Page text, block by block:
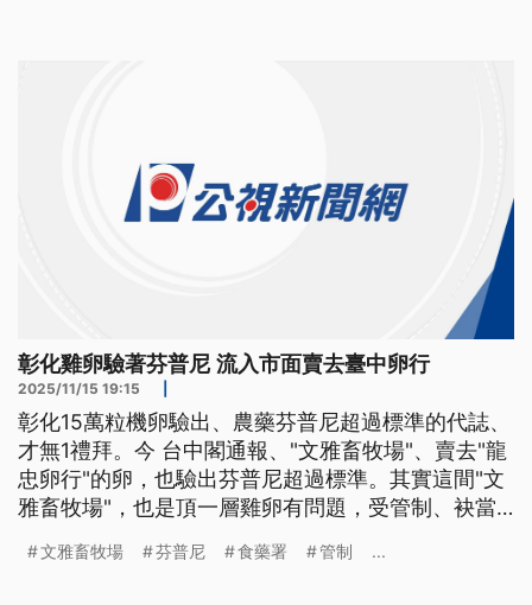
彰化雞卵驗著芬普尼 流入市面賣去臺中卵行
2025/11/15 19:15
彰化15萬粒機卵驗出、農藥芬普尼超過標準的代誌、
才無1禮拜。今 台中閣通報、"文雅畜牧場"、賣去"龍
忠卵行"的卵，也驗出芬普尼超過標準。其實這間"文
雅畜牧場"，也是頂一層雞卵有問題，受管制、袂當
通。食藥署當咧追查、卵攏銷去佗，也請彰化地檢署
文雅畜牧場 芬普尼 食藥署 管制 ...